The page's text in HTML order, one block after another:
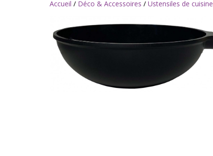
Accueil / Déco & Accessoires / Ustensiles de cuisine